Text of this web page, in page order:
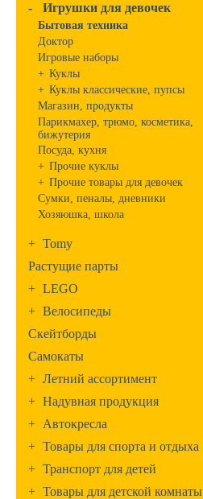
-
Игрушки для девочек
Бытовая техника
Доктор
Игровые наборы
+ Куклы
+ Куклы классические, пупсы
Магазин, продукты
Парикмахер, трюмо, косметика,
бижутерия
Посуда, кухня
+ Прочие куклы
+ Прочие товары для девочек
Сумки, пеналы, дневники
Хозяюшка, школа
+ Tomy
Растущие парты
+ LEGO
+ Велосипеды
Скейтборды
Самокаты
+ Летний ассортимент
+ Надувная продукция
+ Автокресла
+ Товары для спорта и отдыха
+ Транспорт для детей
+ Товары для детской комнаты